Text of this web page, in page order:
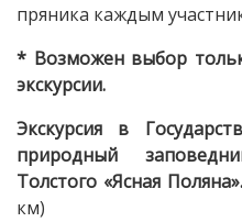
пряника каждым
* Возможен выбор
экскурсии.
Экскурсия в
природный
Толстого «Ясная
км)